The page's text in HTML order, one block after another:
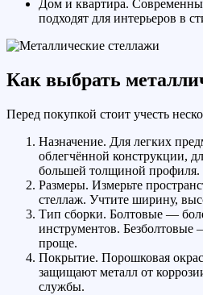
Дом и квартира.
подходят для интерьеров в
Как выбрать
Перед покупкой стоит учесть
Назначение. Для легких
облегчённой конструкции,
большей толщиной профиля.
Размеры. Измерьте
стеллаж. Учтите ширину,
Тип сборки. Болтовые —
инструментов. Безболтовые
проще.
Покрытие. Порошковая
защищают металл от
службы.